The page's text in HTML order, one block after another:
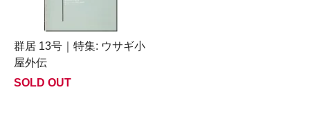
群居 13号｜特集: ウサギ小
屋外伝
SOLD OUT